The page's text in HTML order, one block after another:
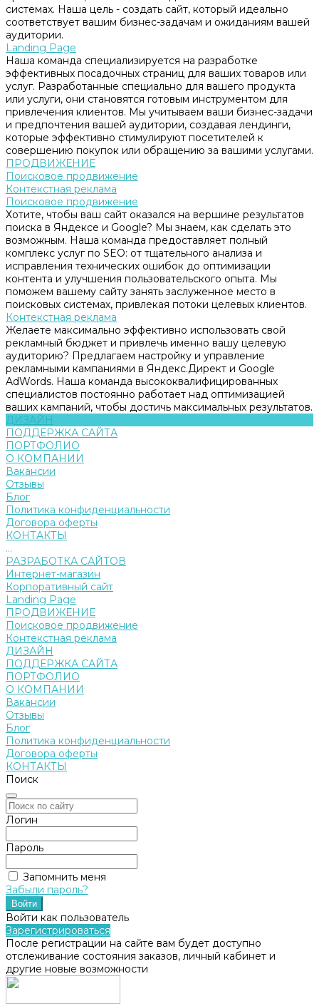
системах. Наша цель - создать сайт, который идеально
соответствует вашим бизнес-задачам и ожиданиям вашей
аудитории.
Landing Page
Наша команда специализируется на разработке
эффективных посадочных страниц для ваших товаров или
услуг. Разработанные специально для вашего продукта
или услуги, они становятся готовым инструментом для
привлечения клиентов. Мы учитываем ваши бизнес-задачи
и предпочтения вашей аудитории, создавая лендинги,
которые эффективно стимулируют посетителей к
совершению покупок или обращению за вашими услугами.
ПРОДВИЖЕНИЕ
Поисковое продвижение
Контекстная реклама
Поисковое продвижение
Хотите, чтобы ваш сайт оказался на вершине результатов
поиска в Яндексе и Google? Мы знаем, как сделать это
возможным. Наша команда предоставляет полный
комплекс услуг по SEO: от тщательного анализа и
исправления технических ошибок до оптимизации
контента и улучшения пользовательского опыта. Мы
поможем вашему сайту занять заслуженное место в
поисковых системах, привлекая потоки целевых клиентов.
Контекстная реклама
Желаете максимально эффективно использовать свой
рекламный бюджет и привлечь именно вашу целевую
аудиторию? Предлагаем настройку и управление
рекламными кампаниями в Яндекс.Директ и Google
AdWords. Наша команда высококвалифицированных
специалистов постоянно работает над оптимизацией
ваших кампаний, чтобы достичь максимальных результатов.
ДИЗАЙН
ПОДДЕРЖКА САЙТА
ПОРТФОЛИО
О КОМПАНИИ
Вакансии
Отзывы
Блог
Политика конфиденциальности
Договора оферты
КОНТАКТЫ
...
РАЗРАБОТКА САЙТОВ
Интернет-магазин
Корпоративный сайт
Landing Page
ПРОДВИЖЕНИЕ
Поисковое продвижение
Контекстная реклама
ДИЗАЙН
ПОДДЕРЖКА САЙТА
ПОРТФОЛИО
О КОМПАНИИ
Вакансии
Отзывы
Блог
Политика конфиденциальности
Договора оферты
КОНТАКТЫ
Поиск
Логин
Пароль
Запомнить меня
Забыли пароль?
Войти как пользователь
Зарегистрироваться
После регистрации на сайте вам будет доступно
отслеживание состояния заказов, личный кабинет и
другие новые возможности